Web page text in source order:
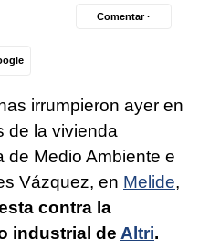
Comentar ·
irrumpieron ayer en
de la vivienda
de Medio Ambiente e
Vázquez, en Melide,
contra la
industrial de Altri.